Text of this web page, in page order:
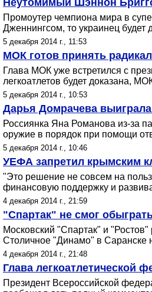
Неутомимый Шэннон
Промоутер чемпиона мира в
Дженнингсом, то украинец будет
5 декабря 2014 г., 11:53
МОК готов принять
Глава МОК уже встретился с
легкоатлетов будет доказана,
5 декабря 2014 г., 10:53
Дарья Домрачева
Россиянка Яна Романова из-за
оружие в порядок при помощи
5 декабря 2014 г., 10:46
УЕФА запретил крымским
"Это решение не совсем на
финансовую поддержку и
4 декабря 2014 г., 21:59
"Спартак" не смог
Московский "Спартак" и
Столичное "Динамо" в Саранске
4 декабря 2014 г., 21:48
Глава легкоатлетической
Президент Всероссийской